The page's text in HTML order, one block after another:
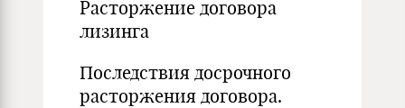
Расторжение договора
лизинга
Последствия досрочного
расторжения договора.